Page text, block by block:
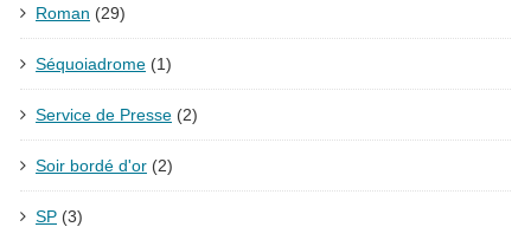
Roman (29)
Séquoiadrome (1)
Service de Presse (2)
Soir bordé d'or (2)
SP (3)